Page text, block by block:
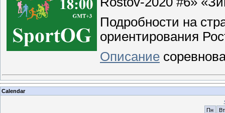
Подробности на
ориентирования
Описание
Calendar
Пн
Вт